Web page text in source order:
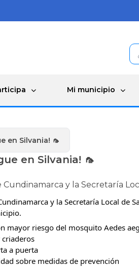
Mi municipio
en Silvania! 🦟
en Silvania! 🦟
y la Secretaría
y la Secretaría Local de
mayor riesgo del mosquito Aedes
a puerta
sobre medidas de prevención